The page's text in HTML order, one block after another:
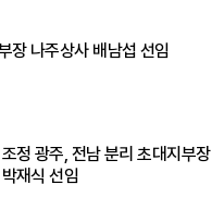
장 나주상사 배남섭 선임
정 광주, 전남 분리 초대지부장
재식 선임